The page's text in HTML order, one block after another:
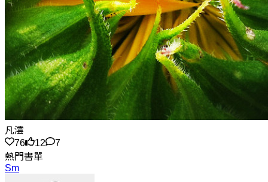
凡澐
76
12
7
熱門書單
Sm